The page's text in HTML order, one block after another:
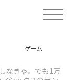
t
o
v
ゲーム
なきゃ。でも1万